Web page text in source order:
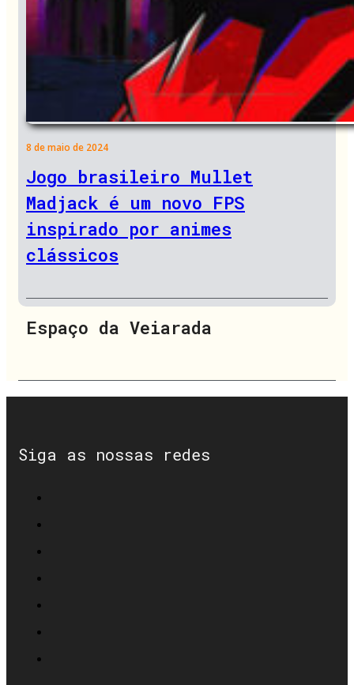
8 de maio de 2024
Jogo brasileiro Mullet
Madjack é um novo FPS
inspirado por animes
clássicos
Espaço da Veiarada
Siga as nossas redes